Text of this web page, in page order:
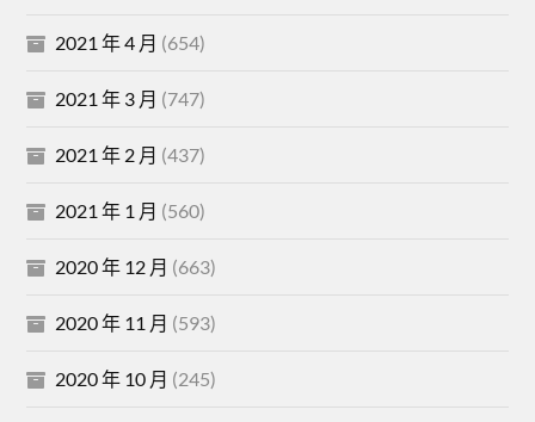
2021 年 4 月 (654)
2021 年 3 月 (747)
2021 年 2 月 (437)
2021 年 1 月 (560)
2020 年 12 月 (663)
2020 年 11 月 (593)
2020 年 10 月 (245)